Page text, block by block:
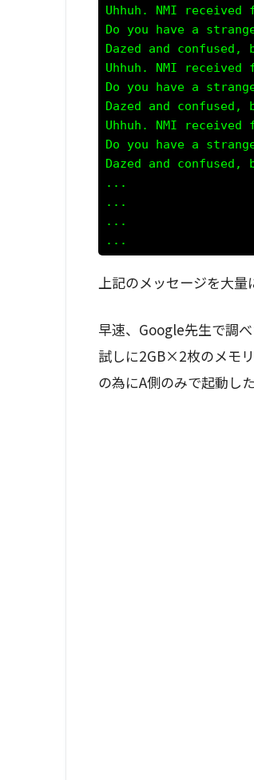
Uhhuh. NMI received
Do you have a
Dazed and
Uhhuh. NMI received
Do you have a
Dazed and
Uhhuh. NMI received
Do you have a
Dazed and
...
...
...
...
上記のメッセージを大量
早速、Google先生で調
試しに2GB×2枚のメモ
の為にA側のみで起動し